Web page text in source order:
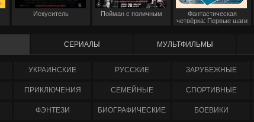
Искуситель Пойман с поличным
Фантастическая
четвёрка: Первые шаги
СЕРИАЛЫ МУЛЬТФИЛЬМЫ
УКРАИНCКИЕ РУССКИЕ ЗАРУБЕЖНЫЕ
ПРИКЛЮЧЕНИЯ СЕМЕЙНЫЕ СПОРТИВНЫЕ
ФЭНТЕЗИ БИОГРАФИЧЕСКИЕ БОЕВИКИ